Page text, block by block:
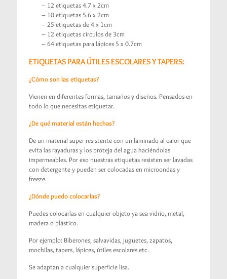
– 12 etiquetas 4.7 x 2cm
– 10 etiquetas 5.6 x 2cm
– 25 etiquetas de 4 x 1cm
– 12 etiquetas círculos de 3cm
– 64 etiquetas para lápices 5 x 0.7cm
ETIQUETAS PARA ÚTILES ESCOLARES Y TAPERS:
¿Cómo son las etiquetas?
Vienen en diferentes formas, tamaños y diseños. Pensados en
todo lo que necesitas etiquetar.
¿De qué material están hechas?
De un material super resistente con un laminado al calor que
evita las rayaduras y los proteja del agua haciéndolas
impermeables. Por eso nuestras etiquetas resisten ser lavadas
con detergente y pueden ser colocadas en microondas y
freeze.
¿Dónde puedo colocarlas?
Puedes colocarlas en cualquier objeto ya sea vidrio, metal,
madera o plástico.
Por ejemplo: Biberones, salvavidas, juguetes, zapatos,
mochilas, tapers, lápices, útiles escolares etc.
Se adaptan a cualquier superficie lisa.